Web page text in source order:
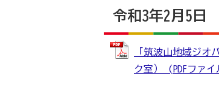
令和3年2月5日
「筑波山地域ジオ
ク室） (PDFファ